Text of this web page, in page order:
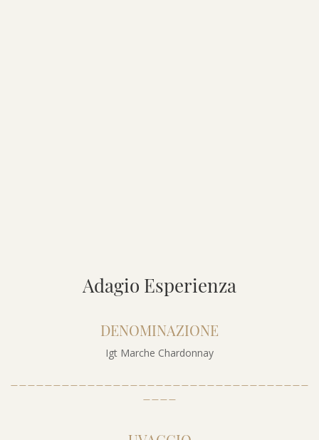
Adagio Esperienza
DENOMINAZIONE
Igt Marche Chardonnay
____